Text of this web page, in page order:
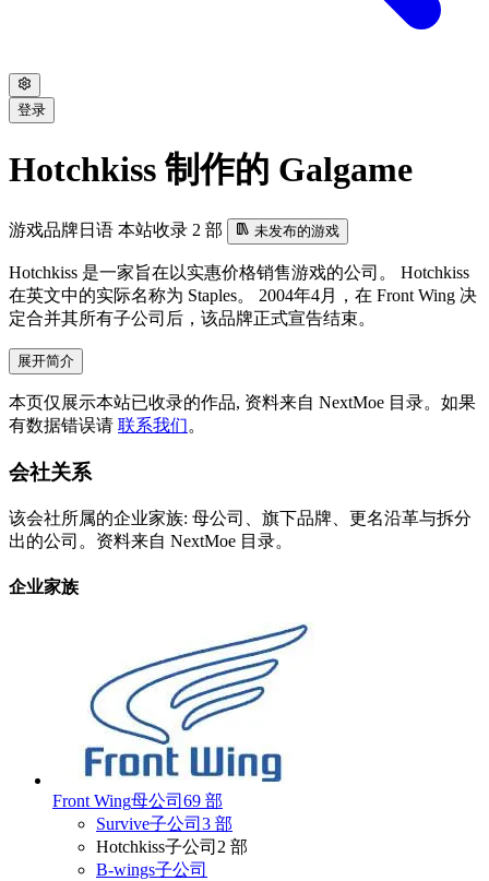
登录
Hotchkiss 制作的 Galgame
游戏品牌日语 本站收录 2 部 未发布的游戏
Hotchkiss 是一家旨在以实惠价格销售游戏的公司。 Hotchkiss
在英文中的实际名称为 Staples。 2004年4月，在 Front Wing 决
定合并其所有子公司后，该品牌正式宣告结束。
展开简介
本页仅展示本站已收录的作品, 资料来自 NextMoe 目录。如果
有数据错误请 联系我们。
会社关系
该会社所属的企业家族: 母公司、旗下品牌、更名沿革与拆分
出的公司。资料来自 NextMoe 目录。
企业家族
Front Wing母公司 69 部
Survive子公司 3 部
Hotchkiss子公司 2 部
B-wings子公司